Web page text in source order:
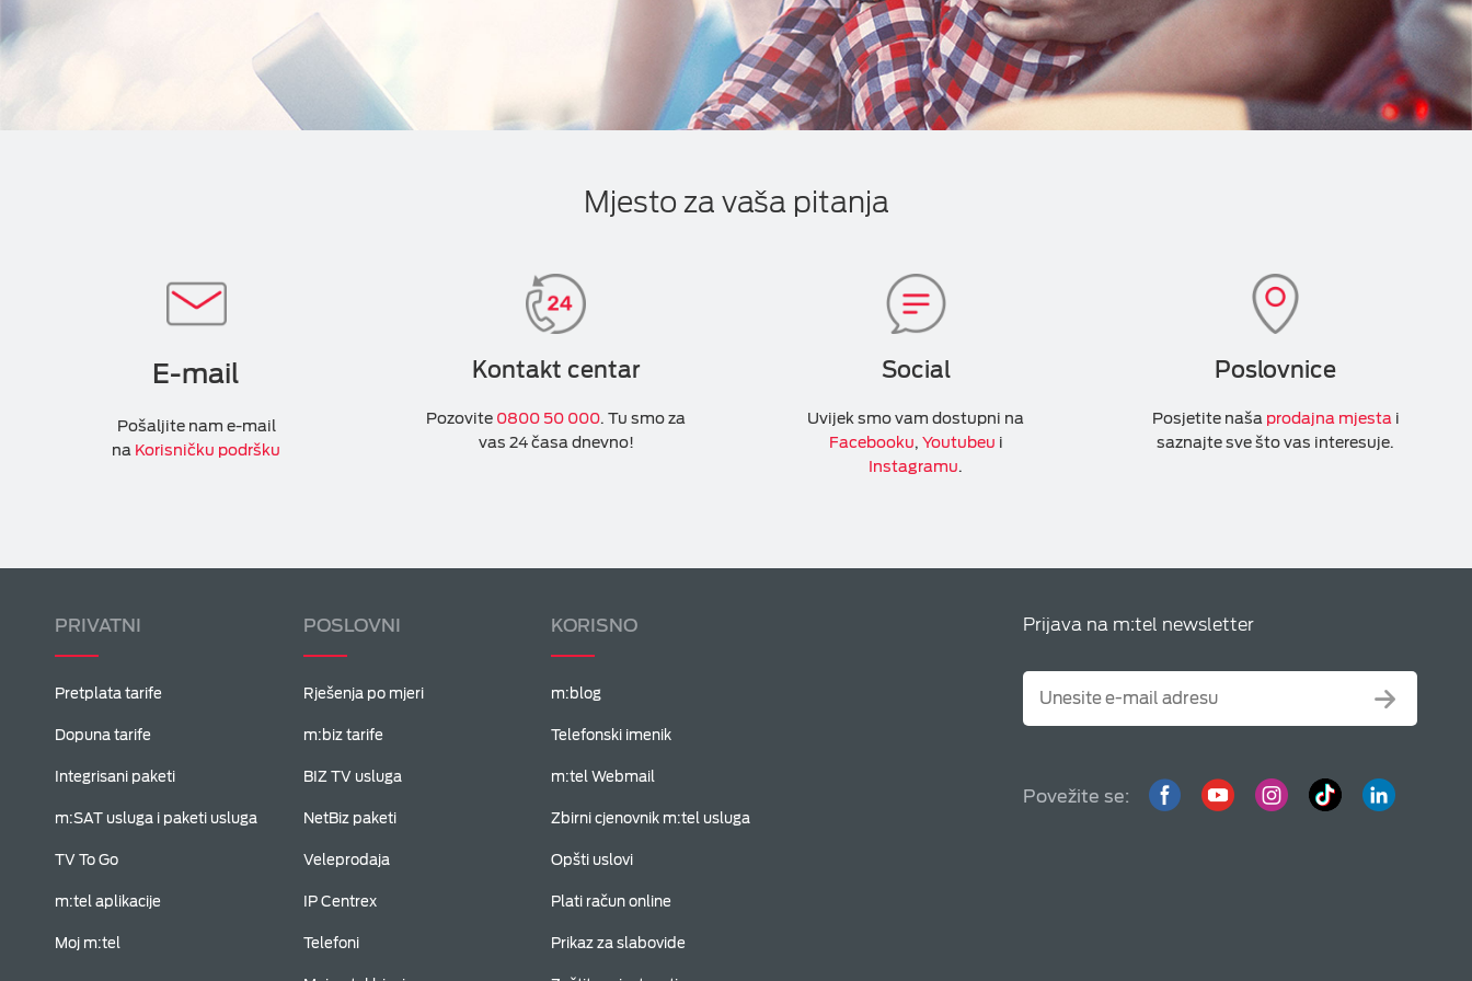
Mjesto za vaša pitanja
E-mail
Pošaljite nam e-mail
na Korisničku podršku
Kontakt centar
Pozovite 0800 50 000. Tu smo za
vas 24 časa dnevno!
Social
Uvijek smo vam dostupni na
Facebooku, Youtubeu i
Instagramu.
Poslovnice
Posjetite naša prodajna mjesta i
saznajte sve što vas interesuje.
Prijava na m:tel newsletter
Povežite se:
PRIVATNI
Pretplata tarife
Dopuna tarife
Integrisani paketi
m:SAT usluga i paketi usluga
TV To Go
m:tel aplikacije
Moj m:tel
POSLOVNI
Rješenja po mjeri
m:biz tarife
BIZ TV usluga
NetBiz paketi
Veleprodaja
IP Centrex
Telefoni
KORISNO
m:blog
Telefonski imenik
m:tel Webmail
Zbirni cjenovnik m:tel usluga
Opšti uslovi
Plati račun online
Prikaz za slabovide